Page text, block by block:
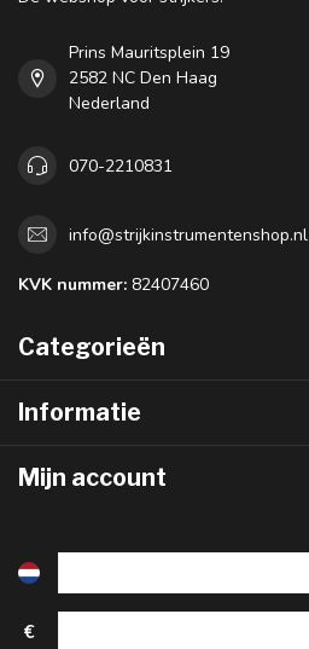
Prins Mauritsplein 19
2582 NC Den Haag
Nederland
070-2210831
info@strijkinstrumentenshop.nl
KVK nummer: 82407460
Categorieën
Informatie
Mijn account
€